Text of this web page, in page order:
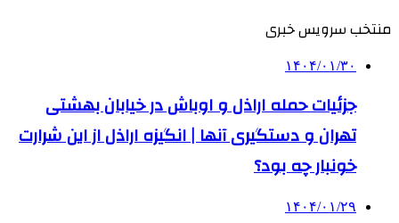
منتخب سرویس خبری
۱۴۰۴/۰۱/۳۰
جزئیات حمله اراذل و اوباش در خیابان بهشتی
تهران و دستگیری آنها | انگیزه اراذل از این شرارت
خونبار چه بود؟
۱۴۰۴/۰۱/۲۹